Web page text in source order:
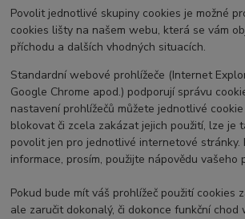
Povolit jednotlivé skupiny cookies je možné
cookies lišty na našem webu, která se vám
příchodu a dalších vhodných situacích.
Standardní webové prohlížeče (Internet
Google Chrome apod.) podporují správu
nastavení prohlížečů můžete jednotlivé
blokovat či zcela zakázat jejich použití, lze je
povolit jen pro jednotlivé internetové stránky.
informace, prosím, použijte nápovědu vašeho
Pokud bude mít váš prohlížeč použití cookies
ale zaručit dokonalý, či dokonce funkční chod